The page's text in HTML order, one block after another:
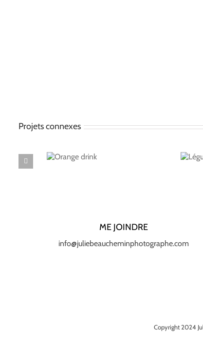
Projets connexes
Orange
ME JOINDRE
info@juliebeaucheminphotographe.com
Copyright 2024